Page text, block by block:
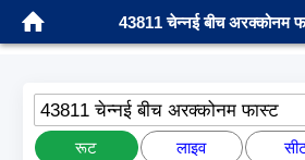
43811 चेन्नई बीच अरक्कोनम
43811 चेन्नई बीच अरक्कोनम फास्ट
रूट लाइव